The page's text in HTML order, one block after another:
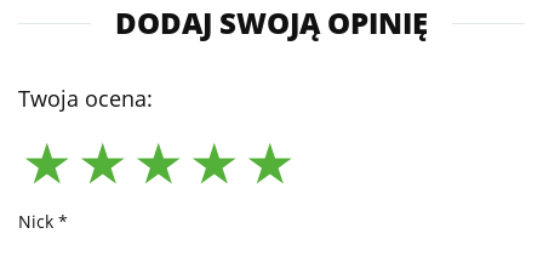
DODAJ SWOJĄ OPINIĘ
Twoja ocena:
Nick *